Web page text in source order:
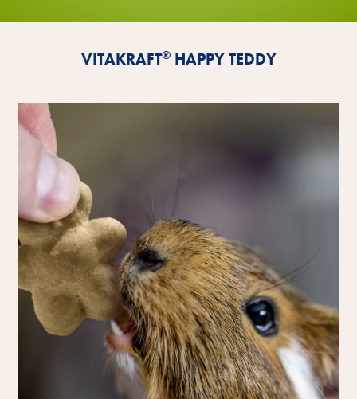
VITAKRAFT®HAPPY TEDDY